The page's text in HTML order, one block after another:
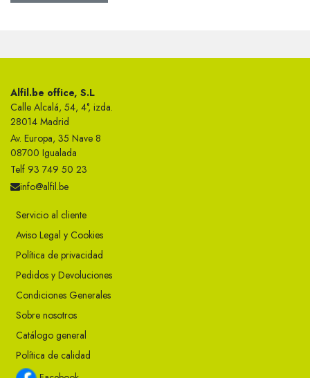
Alfil.be office, S.L
Calle Alcalá, 54, 4°, izda.
28014 Madrid
Av. Europa, 35 Nave 8
08700 Igualada
Telf 93 749 50 23
info@alfil.be
Servicio al cliente
Aviso Legal y Cookies
Política de privacidad
Pedidos y Devoluciones
Condiciones Generales
Sobre nosotros
Catálogo general
Política de calidad